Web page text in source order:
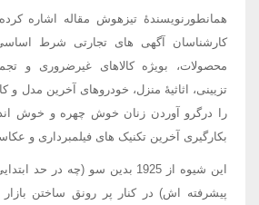
همانطورنویسندۀ تیزهوش مقاله اشاره
کارشناسان آگهی های تجارتی شرط
محصولات، بویژه کالاهای غیرضروری و
تزیینی، اثاثیۀ منزل، خودروهای آخرین مدل
را درگرو آوردن زنان خوش چهره و خوش
بکارگیری آخرین تکنیک های فیلمبرداری و
این شیوه از 1925 بدین سو (چه در
پیشرفته اش) در کنار پر رونق ساختن